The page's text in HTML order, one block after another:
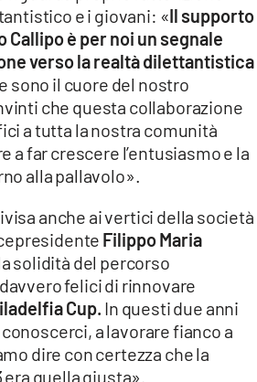
e i giovani: «Il supporto
Callipo è per noi un segnale
verso la realtà dilettantistica
sono il cuore del nostro
che questa collaborazione
a tutta la nostra comunità
a far crescere l’entusiasmo e la
alla pallavolo».
anche ai vertici della società
Filippo Maria
solidità del percorso
felici di rinnovare
Cup. In questi due anni
a lavorare fianco a
dire con certezza che la
quella giusta».